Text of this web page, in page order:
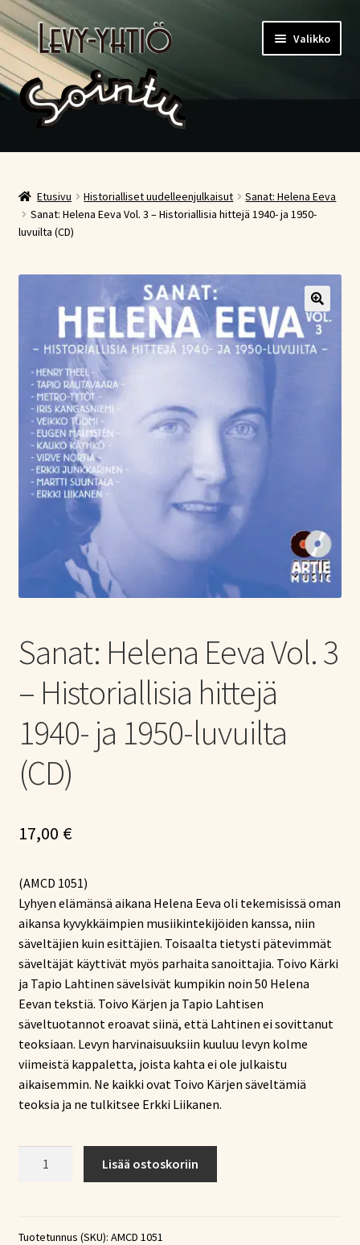
Siirry
navigointiin
Siirry
sisältöön
Valikko
Etusivu
Kauppa
Ostoskori
Kassa
Tietoa meistä
Konserttiliput
Etusivu Historialliset uudelleenjulkaisut
Sanat: Helena Eeva
Sanat: Helena Eeva Vol. 3 – Historiallisia hittejä 1940- ja 1950-
luvuilta (CD)
Sanat: Helena Eeva Vol. 3
– Historiallisia hittejä
1940- ja 1950-luvuilta
(CD)
17,00 €
(AMCD 1051)
Lyhyen elämänsä aikana Helena Eeva oli tekemisissä oman
aikansa kyvykkäimpien musiikintekijöiden kanssa, niin
säveltäjien kuin esittäjien. Toisaalta tietysti pätevimmät
säveltäjät käyttivät myös parhaita sanoittajia. Toivo Kärki
ja Tapio Lahtinen sävelsivät kumpikin noin 50 Helena
Eevan tekstiä. Toivo Kärjen ja Tapio Lahtisen
säveltuotannot eroavat siinä, että Lahtinen ei sovittanut
teoksiaan. Levyn harvinaisuuksiin kuuluu levyn kolme
viimeistä kappaletta, joista kahta ei ole julkaistu
aikaisemmin. Ne kaikki ovat Toivo Kärjen säveltämiä
teoksia ja ne tulkitsee Erkki Liikanen.
3
Lisää ostoskoriin
Tuotetunnus (SKU): AMCD 1051